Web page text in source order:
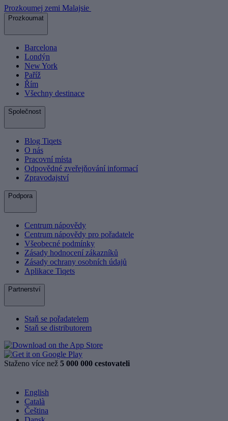
Prozkoumej zemi Malajsie
Prozkoumat
Barcelona
Londýn
New York
Paříž
Řím
Všechny destinace
Společnost
Blog Tiqets
O nás
Pracovní místa
Odpovědné zveřejňování informací
Zpravodajství
Podpora
Centrum nápovědy
Centrum nápovědy pro pořadatele
Všeobecné podmínky
Zásady hodnocení zákazníků
Zásady ochrany osobních údajů
Aplikace Tiqets
Partnerství
Staň se pořadatelem
Staň se distributorem
Staženo více než 5 000 000 cestovateli
English
Català
Čeština